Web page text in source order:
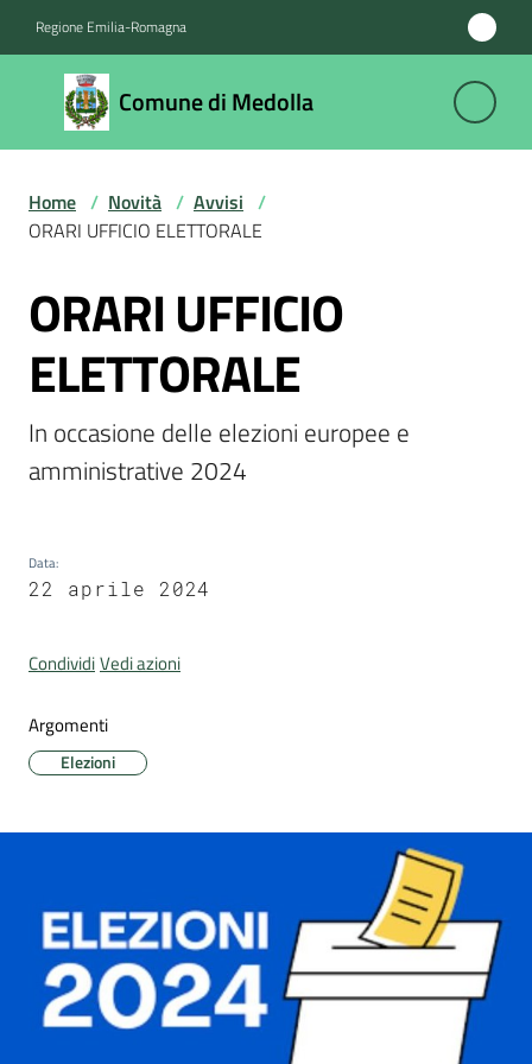
Regione Emilia-Romagna
Comune di Medolla
Comune
di
Medolla
Novità
Servizi
Vivere
il
Portale
Newsletter
appuntamento
Sportello
telematico
SUE
Tutti
Home / Novità / Avvisi /
ORARI UFFICIO ELETTORALE
Salta al contenuto
ORARI UFFICIO
ELETTORALE
In occasione delle elezioni europee e
amministrative 2024
Data:
22 aprile 2024
CondividiVedi azioni
Argomenti
Elezioni